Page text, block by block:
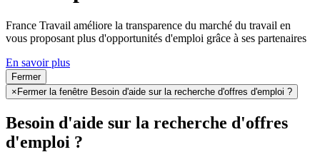
France Travail améliore la transparence du marché du travail en
vous proposant plus d'opportunités d'emploi grâce à ses partenaires
En savoir plus
Fermer
×Fermer la fenêtre Besoin d'aide sur la recherche d'offres d'emploi ?
Besoin d'aide sur la recherche d'offres
d'emploi ?